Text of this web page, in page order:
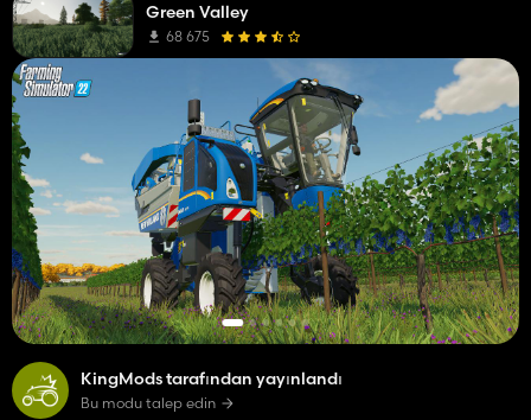
KingMods tarafından yayınlandı
Bu modu talep edin
Green Valley
68 675